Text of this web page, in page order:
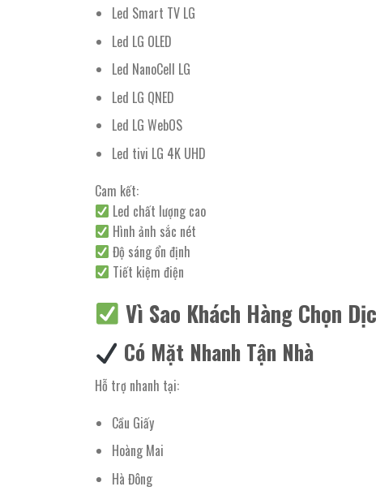
Led Smart TV LG
Led LG OLED
Led NanoCell LG
Led LG QNED
Led LG WebOS
Led tivi LG 4K UHD
Cam kết:
Led chất lượng cao
Hình ảnh sắc nét
Độ sáng ổn định
Tiết kiệm điện
Vì Sao Khách Hàng Chọn
Có Mặt Nhanh Tận Nhà
Hỗ trợ nhanh tại:
Cầu Giấy
Hoàng Mai
Hà Đông